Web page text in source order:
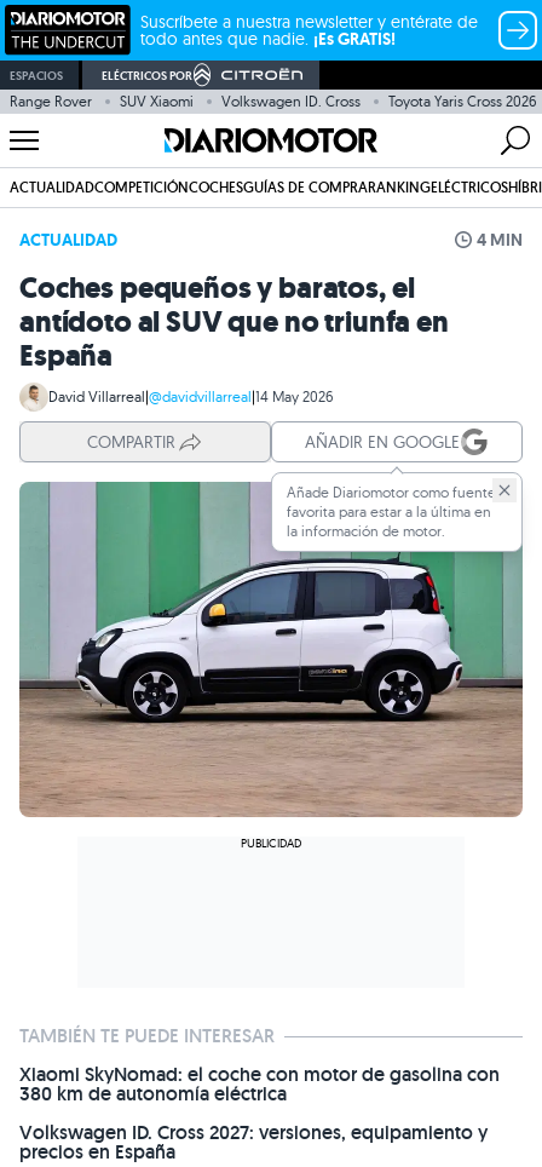
Suscríbete a nuestra newsletter y entérate de
todo antes que nadie. ¡Es GRATIS!
ESPACIOS ELÉCTRICOS POR
Range Rover SUV Xiaomi Volkswagen ID. Cross Toyota Yaris Cross 2026
ACTUALIDADCOMPETICIÓNCOCHESGUÍAS DE COMPRARANKINGELÉCTRICOS
ACTUALIDAD 4 MIN
Coches pequeños y baratos, el
antídoto al SUV que no triunfa en
España
David Villarreal|@davidvillarreal|14 May 2026
COMPARTIR AÑADIR EN GOOGLE
Añade Diariomotor como fuente
favorita para estar a la última en
la información de motor.
TAMBIÉN TE PUEDE INTERESAR
Xiaomi SkyNomad: el coche con motor de gasolina con
380 km de autonomía eléctrica
Volkswagen ID. Cross 2027: versiones, equipamiento y
precios en España